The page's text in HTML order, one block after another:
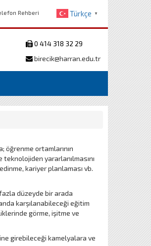
Rehberi Türkçe ▼
0 414 318 32 29
birecik@harran.edu.tr
öğrenme ortamlarının
yararlanılmasını
kariyer planlaması vb.
düzeyde bir arada
karşılanabileceği eğitim
görme, işitme ve
girebileceği kamelyalara ve